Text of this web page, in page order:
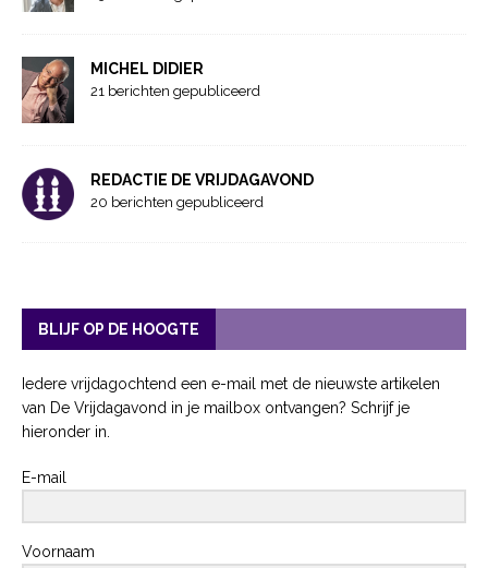
MICHEL DIDIER
21 berichten gepubliceerd
REDACTIE DE VRIJDAGAVOND
20 berichten gepubliceerd
BLIJF OP DE HOOGTE
Iedere vrijdagochtend een e-mail met de nieuwste artikelen
van De Vrijdagavond in je mailbox ontvangen? Schrijf je
hieronder in.
E-mail
Voornaam